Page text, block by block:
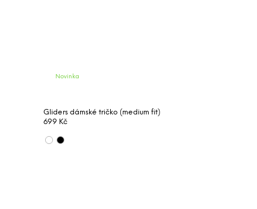
Novinka
Gliders dámské tričko (medium fit)
699 Kč